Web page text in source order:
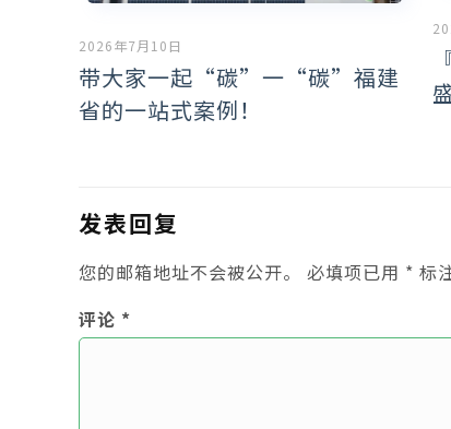
2026年7月10日
带大家一起“碳”一“碳”福建
省的一站式案例！
发表回复
您的邮箱地址不会被公开。 必填项已用 * 标
评论 *